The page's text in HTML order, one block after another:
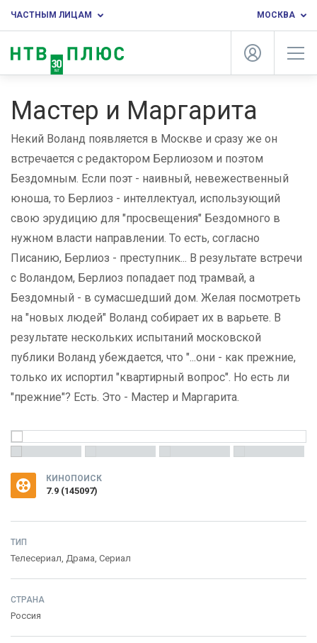
ЧАСТНЫМ ЛИЦАМ МОСКВА
Мастер и Маргарита
Некий Воланд появляется в Москве и сразу же он
встречается с редактором Берлиозом и поэтом
Бездомным. Если поэт - наивный, невежественный
юноша, то Берлиоз - интеллектуал, использующий
свою эрудицию для "просвещения" Бездомного в
нужном власти направлении. То есть, согласно
Писанию, Берлиоз - преступник... В результате встречи
с Воландом, Берлиоз попадает под трамвай, а
Бездомный - в сумасшедший дом. Желая посмотреть
на "новых людей" Воланд собирает их в варьете. В
результате нескольких испытаний московской
публики Воланд убеждается, что "...они - как прежние,
только их испортил "квартирный вопрос". Но есть ли
"прежние"? Есть. Это - Мастер и Маргарита.
КИНОПОИСК
7.9 (145097)
ТИП
Телесериал, Драма, Сериал
СТРАНА
Россия